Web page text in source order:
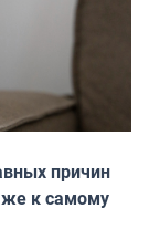
причин
к самому